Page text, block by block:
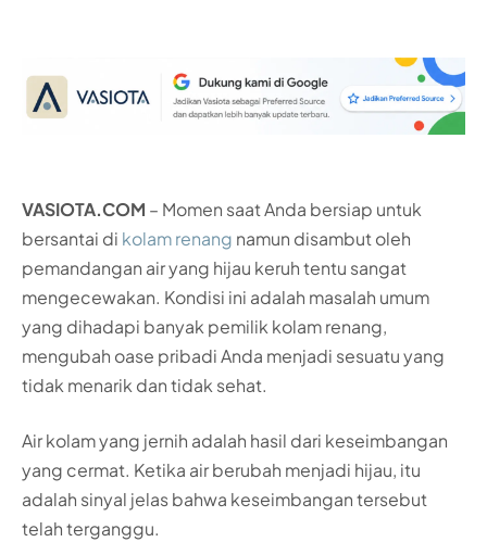
VASIOTA.COM – Momen saat Anda bersiap untuk
bersantai di kolam renang namun disambut oleh
pemandangan air yang hijau keruh tentu sangat
mengecewakan. Kondisi ini adalah masalah umum
yang dihadapi banyak pemilik kolam renang,
mengubah oase pribadi Anda menjadi sesuatu yang
tidak menarik dan tidak sehat.
Air kolam yang jernih adalah hasil dari keseimbangan
yang cermat. Ketika air berubah menjadi hijau, itu
adalah sinyal jelas bahwa keseimbangan tersebut
telah terganggu.